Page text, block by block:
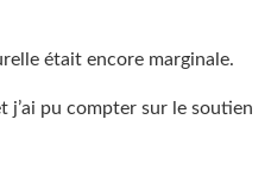
était encore marginale.
j’ai pu compter sur le soutien